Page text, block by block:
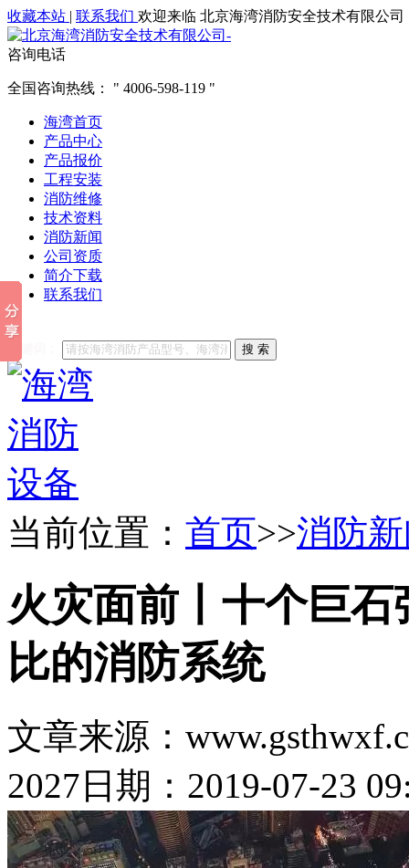
收藏本站 | 联系我们 欢迎来临 北京海湾消防安全技术有限公司
咨询电话
全国咨询热线： 4006-598-119
海湾首页
产品中心
产品报价
工程安装
消防维修
技术资料
消防新闻
公司资质
简介下载
联系我们
他们都在搜索:
搜 索
当前位置： 首页>>消防
火灾面前丨十个巨
比的消防系统
文章来源：
2027 日期：2019-07-23